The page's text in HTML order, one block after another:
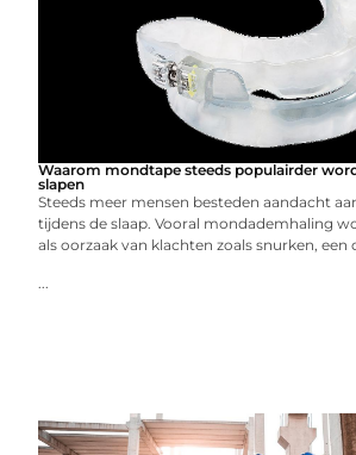
Waarom mondtape steeds populairder
slapen
Steeds meer mensen besteden aandacht
tijdens de slaap. Vooral mondademhaling
als oorzaak van klachten zoals snurken, een
...